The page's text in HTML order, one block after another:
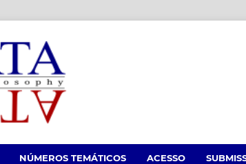
NÚMEROS TEMÁTICOS ACESSO